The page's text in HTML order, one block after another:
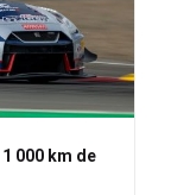
000 km de